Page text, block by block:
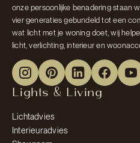
onze persoonlijke benadering staan
vier generaties gebundeld tot een
wat licht met je woning doet, wij
licht, verlichting, interieur en
Lights & Living
Lichtadvies
Interieuradvies